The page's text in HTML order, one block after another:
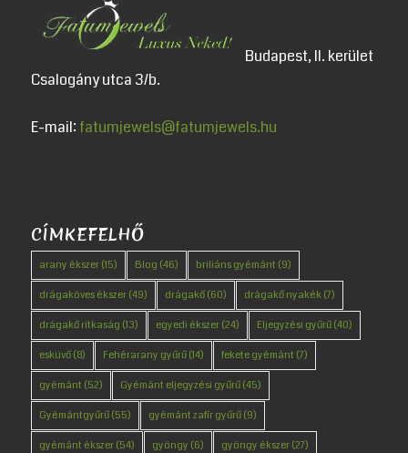
Budapest, II. kerület
Csalogány utca 3/b.
E-mail: fatumjewels@fatumjewels.hu
CÍMKEFELHŐ
arany ékszer(15) Blog (46) briliáns gyémánt (9)
drágaköves ékszer(49) drágakő(60) drágakő nyakék(7)
drágakő ritkaság (13) egyedi ékszer(24) Eljegyzési gyűrű(40)
esküvő(8) Fehérarany gyűrű(14) fekete gyémánt (7)
gyémánt (52) Gyémánt eljegyzési gyűrű(45)
Gyémántgyűrű(55) gyémánt zafír gyűrű(9)
gyémánt ékszer(54) gyöngy (6) gyöngy ékszer(27)